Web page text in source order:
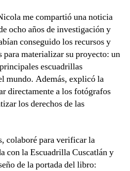
me compartió una noticia
ocho años de investigación y
conseguido los recursos y
para materializar su proyecto: un
escuadrillas
mundo. Además, explicó la
directamente a los fotógrafos
los derechos de las
colaboré para verificar la
con la Escuadrilla Cuscatlán y
de la portada del libro: